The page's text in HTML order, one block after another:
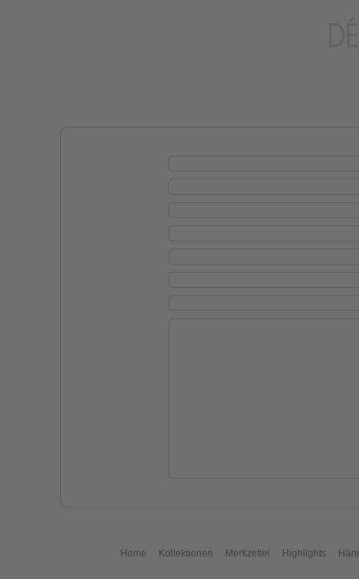
Home Kollektionen Merkzettel Highlights